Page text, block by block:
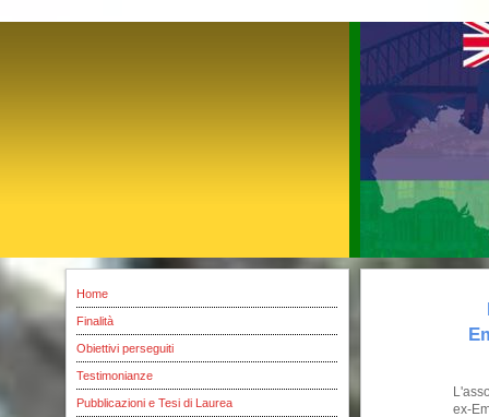
Home
Finalità
Obiettivi perseguiti
Testimonianze
Pubblicazioni e Tesi di Laurea
ex-